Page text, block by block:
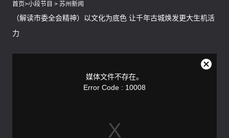
首页>小段节目 > 苏州新闻
（解读市委全会精神）以文化为底色 让千年古城焕发更大生机活
力
媒体文件不存在。
Error Code : 10008
关